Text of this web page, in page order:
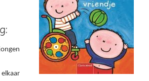
elkaar